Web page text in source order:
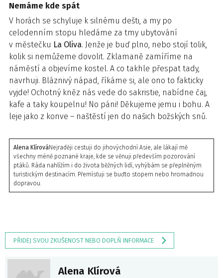
Nemáme kde spát
V horách se schyluje k silnému dešti, a my po
celodenním stopu hledáme za tmy ubytování
v městečku La Oliva. Jenže je buď plno, nebo stojí tolik,
kolik si nemůžeme dovolit. Zklamaně zamíříme na
náměstí a objevíme kostel. A co takhle přespat tady,
navrhuji. Bláznivý nápad, říkáme si, ale ono to fakticky
vyjde! Ochotný kněz nás vede do sakristie, nabídne čaj,
kafe a taky koupelnu! No páni! Děkujeme jemu i bohu. A
leje jako z konve – naštěstí jen do našich božských snů.
Alena KlírováNejraději cestuji do jihovýchodní Asie, ale lákají mě
všechny méně poznané kraje, kde se věnuji především pozorování
ptáků. Ráda nahlížím i do života běžných lidí, vyhýbám se přeplněným
turistickým destinacím. Přemísťuji se buďto stopem nebo hromadnou
dopravou.
PŘIDEJ SVOU ZKUŠENOST NEBO DOPLŇ INFORMACE
Alena Klírová